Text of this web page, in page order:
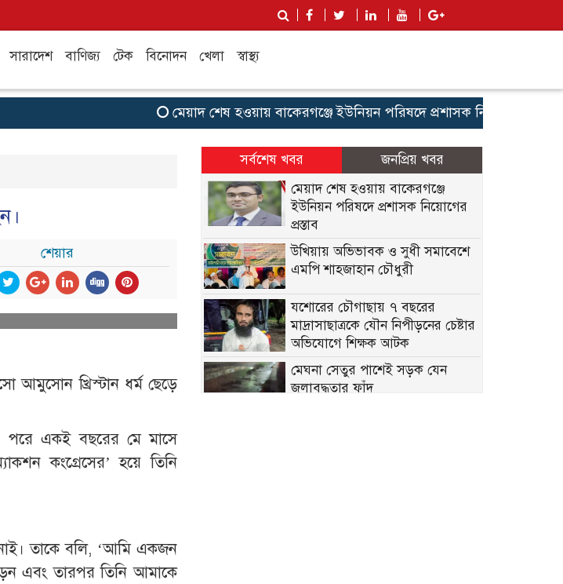
সারাদেশ বাণিজ্য টেক বিনোদন খেলা স্বাস্থ্য
মেয়াদ শেষ হওয়ায় বাকেরগঞ্জে ইউনিয়ন পরিষদে প্রশাসক নিয়োগের প্রস্তাব
শেয়ার
আমুসোন খ্রিস্টান ধর্ম ছেড়ে
পরে একই বছরের মে মাসে
কংগ্রেসের’ হয়ে তিনি
তাকে বলি, ‘আমি একজন
এবং তারপর তিনি আমাকে
সর্বশেষ খবর
জনপ্রিয় খবর
মেয়াদ শেষ হওয়ায় বাকেরগঞ্জে
ইউনিয়ন পরিষদে প্রশাসক নিয়োগের
প্রস্তাব
উখিয়ায় অভিভাবক ও সুধী সমাবেশে
এমপি শাহজাহান চৌধুরী
যশোরের চৌগাছায় ৭ বছরের
মাদ্রাসাছাত্রকে যৌন নিপীড়নের চেষ্টার
অভিযোগে শিক্ষক আটক
মেঘনা সেতুর পাশেই সড়ক যেন
জলাবদ্ধতার ফাঁদ